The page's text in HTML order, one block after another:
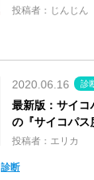
投稿者：じんじん
2020.06.16 診
最新版：サイコ
の『サイコパス
投稿者：エリカ
診断